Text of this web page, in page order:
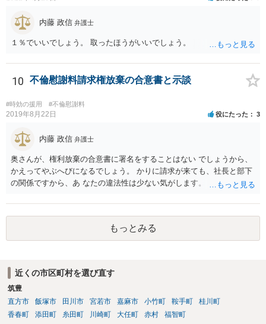
内藤 政信 弁護士
１％でいいでしょう。 取ったほうがいいでしょう。
10 不倫慰謝料請求権放棄の合意書と示談
#時効の援用 #不倫慰謝料
2019年8月22日 役にたった 3
内藤 政信 弁護士
奥さんが、権利放棄の合意書に署名をすることはない でしょうから、
かえってやぶへびになるでしょう。 かりに請求が来ても、社長と部下
の関係ですから、あ なたの違法性は少ない気がします。 また、社長も
り少ないと思いますね。 放置がいいと思いますよ。
もっとみる
近くの市区町村を選び直す
筑豊
直方市
飯塚市 田川市 宮若市 嘉麻市 小竹町 鞍手町
桂川町
香春町
添田町 糸田町 川崎町 大任町 赤村 福智町